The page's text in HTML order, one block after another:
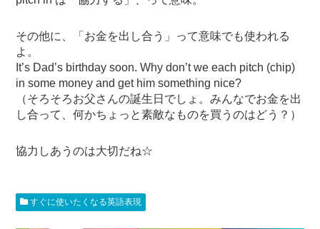
その他に、「お金を出し合う」って意味でも使われる
よ。
It’s Dad’s birthday soon. Why don’t we each pitch (chip)
in some money and get him something nice?
（そろそろお父さんの誕生日でしょ。みんなでお金を出
し合って、何かちょっと素敵なものを買うのはどう？）
協力しあうのは大切だね☆
すぐに使いたくなる英語表現